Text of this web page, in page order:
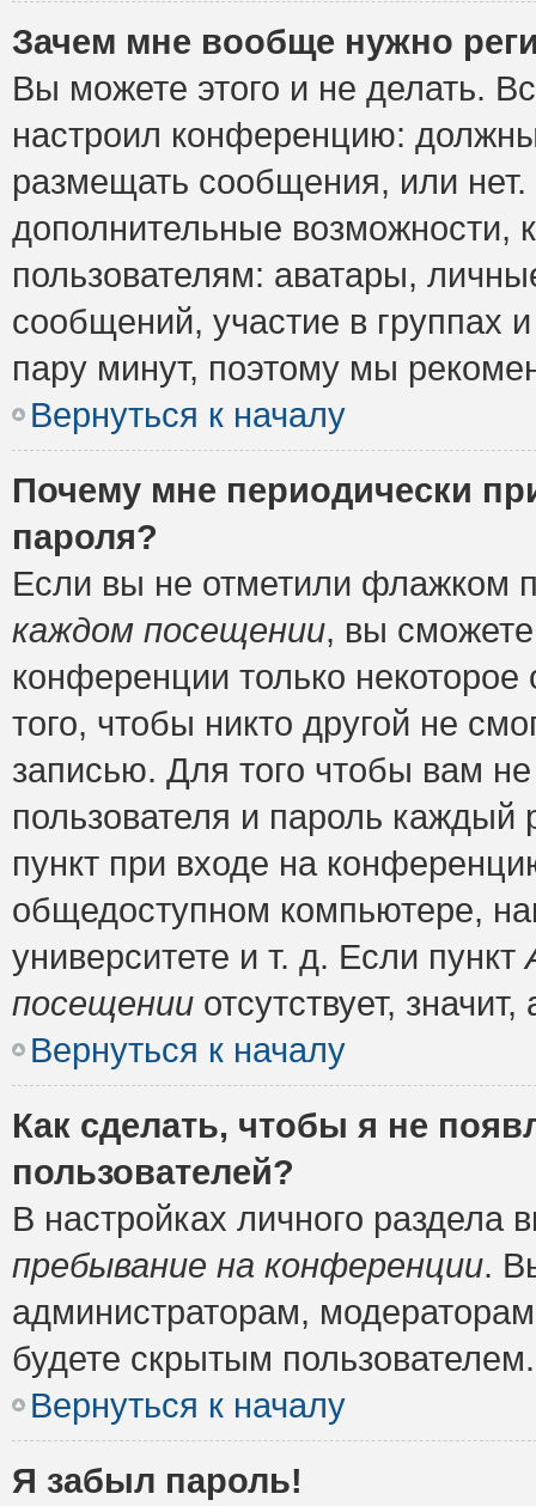
Зачем мне вообще нужно
Вы можете этого и не делать.
настроил конференцию:
размещать сообщения, или
дополнительные возможности,
пользователям: аватары,
сообщений, участие в группах
пару минут, поэтому мы
Вернуться к началу
Почему мне периодически
пароля?
Если вы не отметили флажком
каждом посещении, вы
конференции только
того, чтобы никто другой не
записью. Для того чтобы вам
пользователя и пароль
пункт при входе на
общедоступном компьютере,
университете и т. д. Если пункт
посещении отсутствует,
Вернуться к началу
Как сделать, чтобы я не
пользователей?
В настройках личного
пребывание на конференции.
администраторам,
будете скрытым пользователем.
Вернуться к началу
Я забыл пароль!